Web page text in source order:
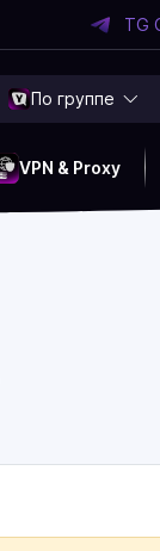
TG
По группе
VPN & Proxy